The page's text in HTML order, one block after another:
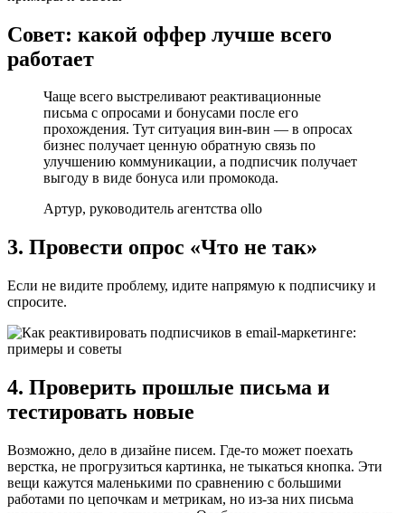
Совет: какой оффер лучше всего
работает
Чаще всего выстреливают реактивационные
письма с опросами и бонусами после его
прохождения. Тут ситуация вин-вин — в опросах
бизнес получает ценную обратную связь по
улучшению коммуникации, а подписчик получает
выгоду в виде бонуса или промокода.
Артур, руководитель агентства ollo
3. Провести опрос «Что не так»
Если не видите проблему, идите напрямую к подписчику и
спросите.
4. Проверить прошлые письма и
тестировать новые
Возможно, дело в дизайне писем. Где-то может поехать
верстка, не прогрузиться картинка, не тыкаться кнопка. Эти
вещи кажутся маленькими по сравнению с большими
работами по цепочкам и метрикам, но из-за них письма